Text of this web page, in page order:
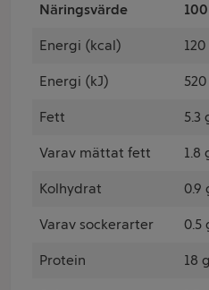
Näringsvärde
Energi (kcal)
Energi (kJ)
Fett 5.3
Varav mättat fett 1.8
Kolhydrat 0.9
Varav sockerarter 0.5
Protein 18 g